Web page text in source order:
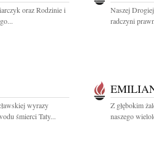
oraz Rodzinie i
Naszej
radczyni
wyrazy
śmierci Taty...
Z głębokim
naszego